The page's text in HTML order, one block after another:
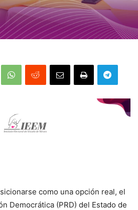
como una opción real, el
Democrática (PRD) del Estado de